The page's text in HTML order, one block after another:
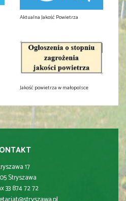
Aktualna Jakość Powietrza
Jakość powietrza w małopolsce
17
Stryszawa
33 874 72 72